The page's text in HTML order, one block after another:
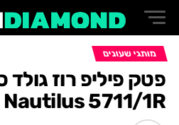
מותגי שעונים
פטק פיליפ רוז גולד
Nautilus 5711/1R